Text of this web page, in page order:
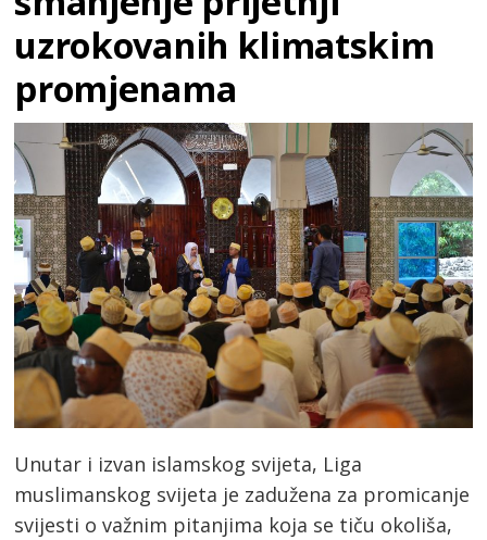
uzrokovanih klimatskim
promjenama
Unutar i izvan islamskog svijeta, Liga
muslimanskog svijeta je zadužena za promicanje
svijesti o važnim pitanjima koja se tiču okoliša,